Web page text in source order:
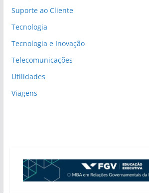
Suporte ao Cliente
Tecnologia
Tecnologia e Inovação
Telecomunicações
Utilidades
Viagens